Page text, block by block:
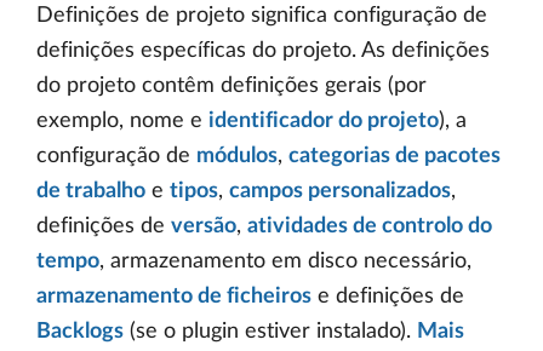
Definições de projeto significa configuração de
definições específicas do projeto. As definições
do projeto contêm definições gerais (por
exemplo, nome e identificador do projeto), a
configuração de módulos, categorias de pacotes
de trabalho e tipos, campos personalizados,
definições de versão, atividades de controlo do
tempo, armazenamento em disco necessário,
armazenamento de ficheiros e definições de
Backlogs (se o plugin estiver instalado). Mais